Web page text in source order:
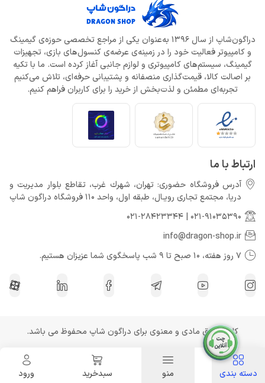
دسته بندی منو سبدخرید ورود
افزایش قیمت بازی‌ها؛ آیا Xbox بازیکنان را به Game Pass سوق
می‌دهد؟
خرداد 22, 1404
Call of Duty: Black Ops 7 برای کنسول‌های نسل هشتم هم می‌آید
خرداد 22, 1404
دراگون‌شاپ از سال 1396 به‌عنوان یکی از مراجع تخصصی حوزه‌ی گیمینگ
و کامپیوتر فعالیت خود را در زمینه‌ی عرضه‌ی کنسول‌های بازی، تجهیزات
گیمینگ، سیستم‌های کامپیوتری و لوازم جانبی آغاز کرده است. ما با تکیه
بر اصالت کالا، قیمت‌گذاری منصفانه و پشتیبانی حرفه‌ای، تلاش می‌کنیم
تجربه‌ای مطمئن و لذت‌بخش از خرید را برای کاربران فراهم کنیم.
ارتباط با ما
آدرس فروشگاه حضوری: تهران، شهرك غرب، تقاطع بلوار مدیریت و
دريا، مجتمع تجارى رويـال، طبقه اول، واحد 110 فروشگاه دراگون شاپ
021-91035390
|
021-28423344
info@dragon-shop.ir
7 روز هفته، 10 صبح تا 9 شب پاسخگوی شما عزیزان هستیم.
کلیه حقوق مادی و معنوی برای دراگون شاپ محفوظ می باشد.